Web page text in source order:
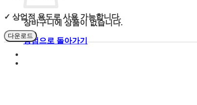
장바구니에 상품이 없습니다.
상점으로 돌아가기
✓ 상업적 용도로 사용 가능합니다.
다운로드